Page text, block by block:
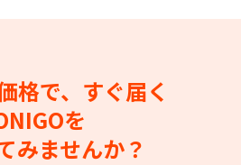
格で、すぐ届く
を
みませんか？